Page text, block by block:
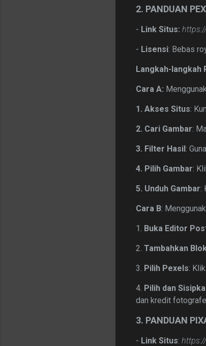
2. PANDUAN
- Link Situs:
- Lisensi: Bebas
Langkah-langkah
Cara A:
1. Akses Situs:
2. Cari Gambar:
3. Filter Hasil:
4. Pilih Gambar:
5. Unduh Gambar:
Cara B:
1. Buka Editor
2. Tambahkan
3. Pilih Pexels:
4. Pilih dan
dan kredit
3. PANDUAN
- Link Situs: